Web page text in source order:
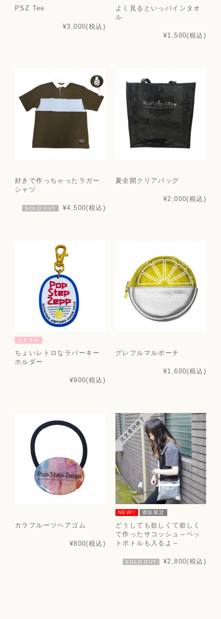
PSZ Tee
¥3,000(税込)
よく見るといっパインタオ
ル
¥1,500(税込)
好きで作っちゃったラガー
シャツ
SOLD OUT ¥4,500(税込)
夏全開クリアバッグ
¥2,000(税込)
おすすめ
ちょいレトロなラバーキー
ホルダー
¥900(税込)
グレフルマルポーチ
¥1,600(税込)
カラフルーツヘアゴム
¥800(税込)
注文受付終了
NEW!! 通販限定
どうしても欲しくて欲しく
て作ったサコッシュ～ペッ
トボトルも入るよ～
SOLD OUT ¥2,800(税込)